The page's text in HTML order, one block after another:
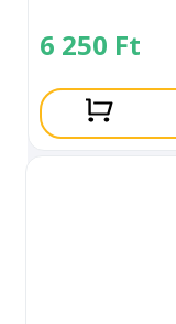
6 250 Ft